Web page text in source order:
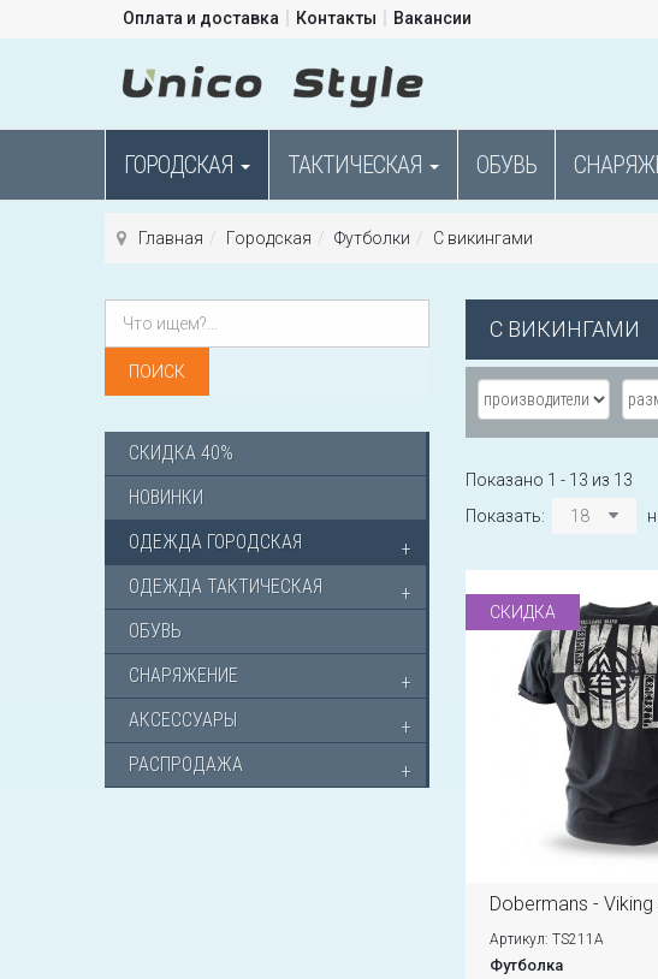
Оплата и доставка Контакты Вакансии
ГОРОДСКАЯ ТАКТИЧЕСКАЯ ОБУВЬ
Главная Городская Футболки С викингами
С ВИКИНГАМИ
Показано 1 - 13 из 13
Показать:
18
СКИДКА
Dobermans -
Артикул: TS211A
Футболка
СКИДКА 40%
НОВИНКИ
ОДЕЖДА ГОРОДСКАЯ
ОДЕЖДА ТАКТИЧЕСКАЯ
ОБУВЬ
СНАРЯЖЕНИЕ
АКСЕССУАРЫ
РАСПРОДАЖА